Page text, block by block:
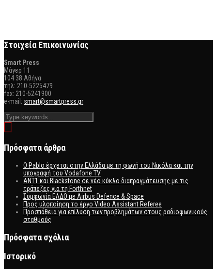
Στοιχεία Επικοινωνίας
Smart Press
Mάγερ 11
104 38 Αθήνα
τηλ: 210-5225479
fax: 210-5241900
e-mail: smart@smartpress.gr
Πρόσφατα άρθρα
Ο Pablo έρχεται στην Ελλάδα με τη φωνή του Νικόλα και την
υπογραφή του Vodafone TV
ΑΝΤ1 και Blackstone σε νέο κύκλο διαπραγμάτευσης με τις
τράπεζες για τη Forthnet
Συμφωνία ΕΛΔΟ με Airbus Defence & Space
Προς υλοποίηση το έργο Video Assistant Referee
Προσπάθεια για επίλυση των προβλημάτων στους ραδιοφωνικούς
σταθμούς
Πρόσφατα σχόλια
Ιστορικό